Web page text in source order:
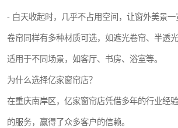
- 白天收起时，几乎不占用空间，让窗外美景一
卷帘同样有多种材质可选，如遮光卷帘、半透
适用于不同场景，如客厅、书房、浴室等。
为什么选择亿家窗帘店？
在重庆南岸区，亿家窗帘店凭借多年的行业经
的服务，赢得了众多客户的信赖。